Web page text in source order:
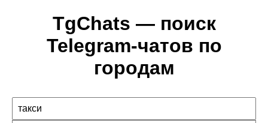
TgChats — поиск
Telegram-чатов по
городам